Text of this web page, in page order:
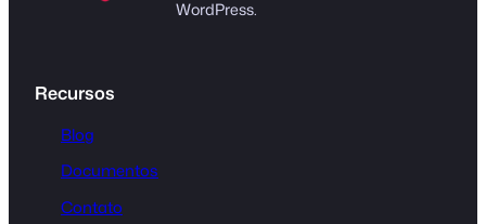
WordPress.
Recursos
Blog
Documentos
Contato